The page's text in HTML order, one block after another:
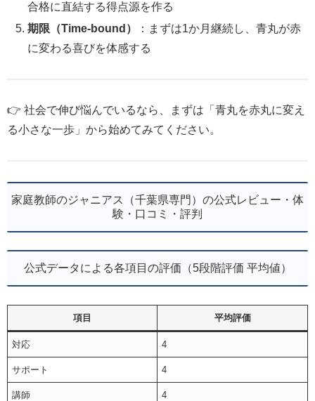
合格に直結する得点源を作る
期限（Time-bound）
：まずは1か月継続し、青丸が赤
に変わる喜びを体感する
👉 社会で伸び悩んでいるなら、まずは「青丸を赤丸に変え
る小さな一歩」から始めてみてください。
家庭教師のジャニアス（千葉県専門）の公式レビュー・体
験・口コミ・評判
公式データによる各項目の評価（5段階評価 平均値）
項目 平均評価
対応 4
サポート 4
講師 4